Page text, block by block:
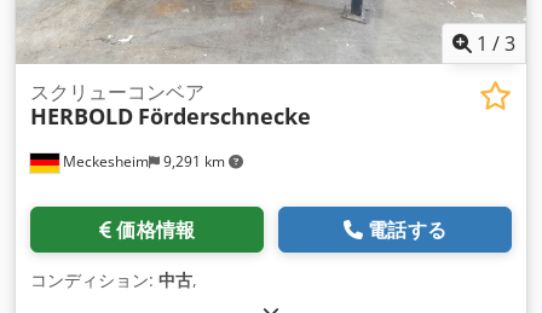
1 /3
Meckesheim 9,291 km
スクリューコンベア
HERBOLD Förderschnecke
価格情報 電話する
コンディション: 中古,